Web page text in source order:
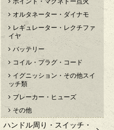
オルタネーター・ダイナモ
レギュレーター・レクチファ
イヤ
バッテリー
コイル・プラグ・コード
イグニッション・その他スイ
ッチ類
ブレーカー・ヒューズ
その他
ハンドル周り・スイッチ・